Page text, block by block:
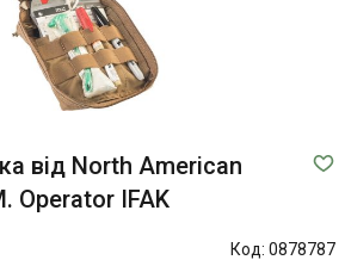
від North American
Operator IFAK
Код: 0878787